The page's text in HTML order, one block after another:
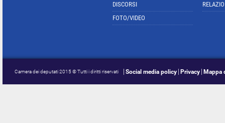
DISCORSI
FOTO/VIDEO
Camera dei deputati 2015 © Tutti i diritti riservati Social media policy Privacy Mappa